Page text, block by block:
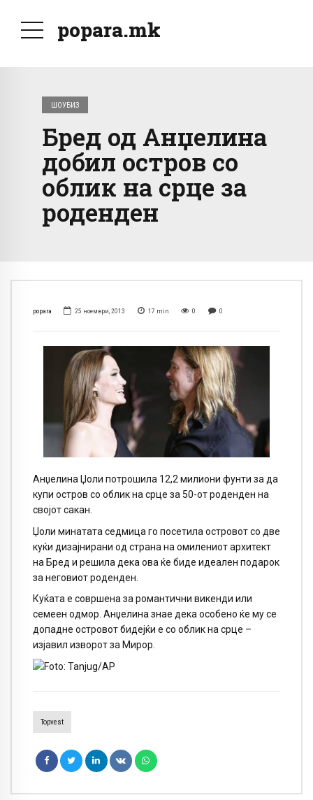
popara.mk
ШОУБИЗ
Бред од Анџелина
добил остров со
облик на срце за
роденден
popara 25 ноември, 2013 17 min 0 0
Анџелина Џоли потрошила 12,2 милиони фунти за да
купи остров со облик на срце за 50-от роденден на
својот сакан.
Џоли минатата седмица го посетила островот со две
куќи дизајнирани од страна на омилениот архитект
на Бред и решила дека ова ќе биде идеален подарок
за неговиот роденден.
Куќата е совршена за романтични викенди или
семеен одмор. Анџелина знае дека особено ќе му се
допадне островот бидејќи е со облик на срце –
изјавил изворот за Мирор.
Topvest